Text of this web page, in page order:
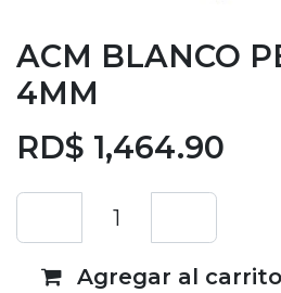
ACM BLANCO
4MM
RD$ 1,464.90
Agregar al carrito